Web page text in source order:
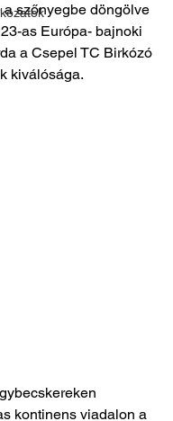
szőnyegbe döngölve
as Európa- bajnoki
a Csepel TC Birkózó
kiválósága.
kontinens viadalon a